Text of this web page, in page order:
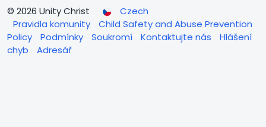
😁 Amen.
© 2026 Unity Christ
Czech
Pravidla komunity
Child Safety and Abuse Prevention
Policy
Podmínky Soukromí Kontaktujte nás
Hlášení
chyb
Adresář